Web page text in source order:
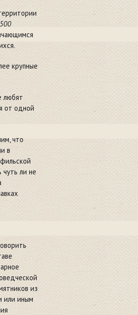
крупные
любят
от одной
что
в
чуть ли не
из
или иным